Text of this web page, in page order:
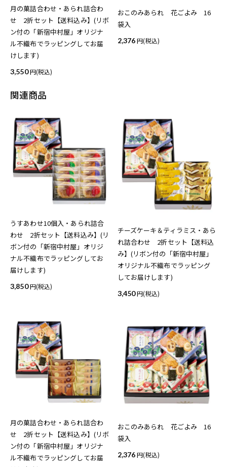
月の菓詰合わせ・あられ詰合わ
せ 2折セット【送料込み】(リボ
ン付の「新宿中村屋」オリジナ
ル不織布でラッピングしてお届
けします)
3,550 (税込)
おこのみあられ 花ごよみ 16
袋入
2,376 (税込)
関連商品
うすあわせ10個入・あられ詰合
わせ 2折セット【送料込み】(リ
ボン付の「新宿中村屋」オリジ
ナル不織布でラッピングしてお
届けします)
3,850 (税込)
チーズケーキ＆ティラミス・あら
れ詰合わせ 2折セット【送料込
み】(リボン付の「新宿中村屋」
オリジナル不織布でラッピング
してお届けします)
3,450 (税込)
月の菓詰合わせ・あられ詰合わ
せ 2折セット【送料込み】(リボ
ン付の「新宿中村屋」オリジナ
ル不織布でラッピングしてお届
おこのみあられ 花ごよみ 16
袋入
2,376 (税込)